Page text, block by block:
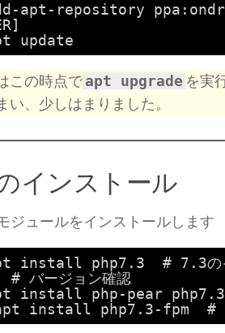
apt-repository
update
この時点でapt upgrade を実
い、少しはまりました。
インストール
ジュールをインストールします
install php7.3  # 7.3のイ
バージョン確認
install php-pear
install php7.3-fpm  #